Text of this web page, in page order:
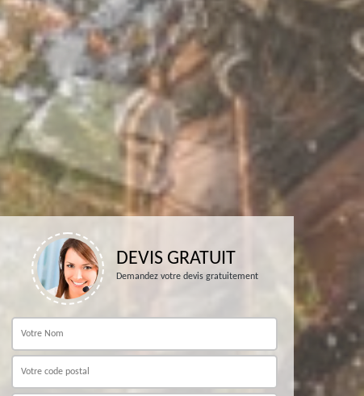
DEVIS GRATUIT
Demandez votre devis gratuitement